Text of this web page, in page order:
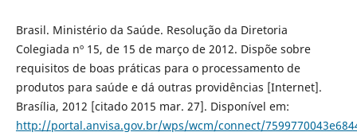
Brasil. Ministério da Saúde. Resolução da Diretoria
Colegiada nº 15, de 15 de março de 2012. Dispõe sobre
requisitos de boas práticas para o processamento de
produtos para saúde e dá outras providências [Internet].
Brasília, 2012 [citado 2015 mar. 27]. Disponível em:
http://portal.anvisa.gov.br/wps/wcm/connect/